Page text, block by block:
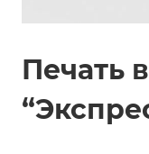
Печать